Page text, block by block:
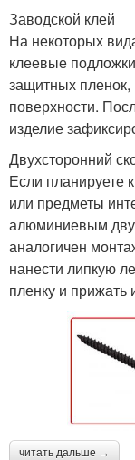
Заводской клей
На некоторых
клеевые
защитных пленок,
поверхности.
изделие
Двухсторонний
Если планируете
или предметы
алюминиевым
аналогичен
нанести липкую
пленку и прижать
читать дальше →